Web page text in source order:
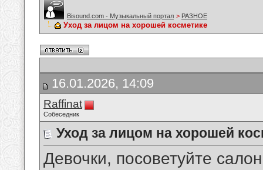
Bisound.com - Музыкальный портал > РАЗНОЕ
Уход за лицом на хорошей косметике
16.01.2026, 14:09
Raffinat
Собеседник
Уход за лицом на хорошей
Девочки, посоветуйте